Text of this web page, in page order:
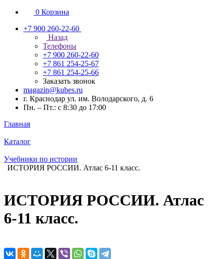
0 Корзина
+7 900 260-22-60
Назад
Телефоны
+7 900 260-22-60
+7 861 254-25-67
+7 861 254-25-66
Заказать звонок
magazin@kubes.ru
г. Краснодар ул. им. Володарского, д. 6
Пн. – Пт.: с 8:30 до 17:00
Главная
Каталог
Учебники по истории
ИСТОРИЯ РОССИИ. Атлас 6-11 класс.
ИСТОРИЯ РОССИИ. Атлас
6-11 класс.